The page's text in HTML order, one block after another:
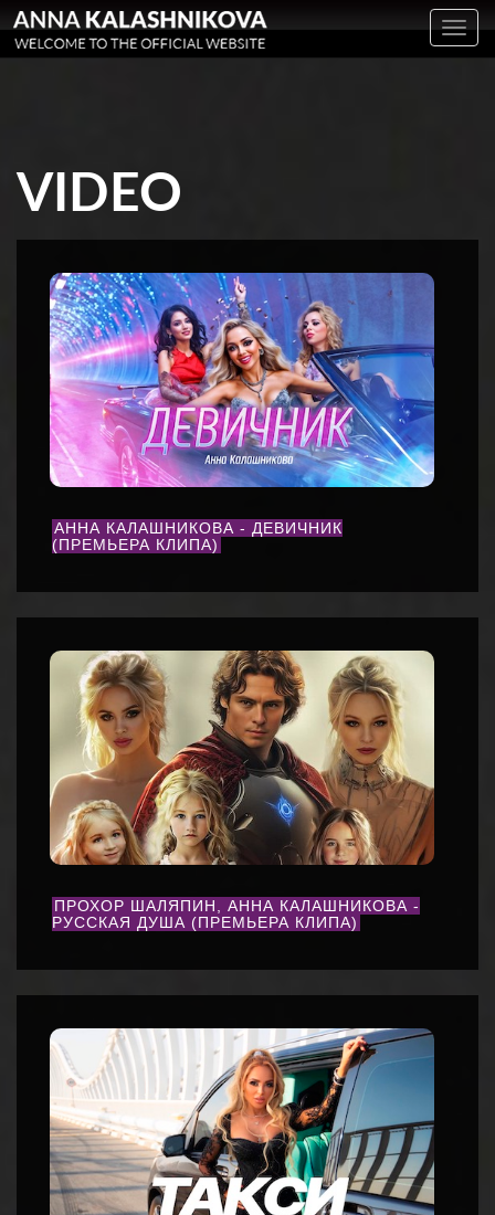
VIDEO
АННА КАЛАШНИКОВА - ДЕВИЧНИК
(ПРЕМЬЕРА КЛИПА)
ПРОХОР ШАЛЯПИН, АННА КАЛАШНИКОВА -
РУССКАЯ ДУША (ПРЕМЬЕРА КЛИПА)